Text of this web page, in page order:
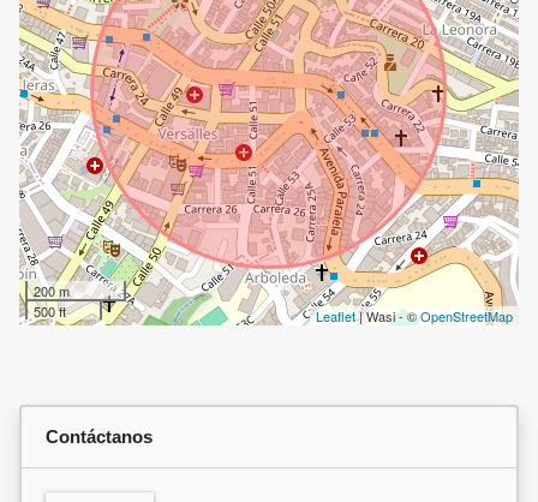
200 m
500 ft
Leaflet| Wasi - ©OpenStreetMap
Contáctanos